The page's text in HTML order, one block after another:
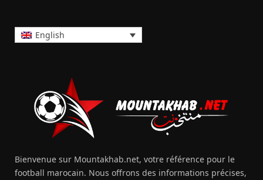
English
Bienvenue sur Mountakhab.net, votre référence pour le
football marocain. Nous offrons des informations précises,